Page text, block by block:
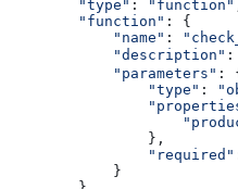
        "type"
: "function"
        "function"
: {
            "name"
:
            "description"
:
            "parameters"
:
                "type"
:
                },
                "required"
            }